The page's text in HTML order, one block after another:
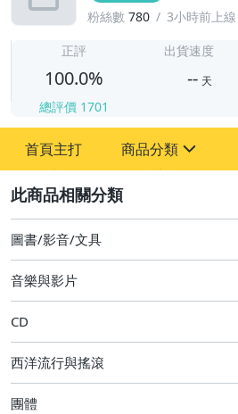
粉絲數 780 3小時前上線
正評
100.0%
總評價 1701
出貨速度
-- 天
首頁主打 商品分類
其它
圖書/影音/文具
音樂與影片
CD
西洋流行與搖滾
團體